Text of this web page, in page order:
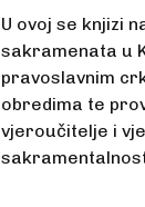
U ovoj se knjizi
sakramenata u
pravoslavnim
obredima te
vjeroučitelje i